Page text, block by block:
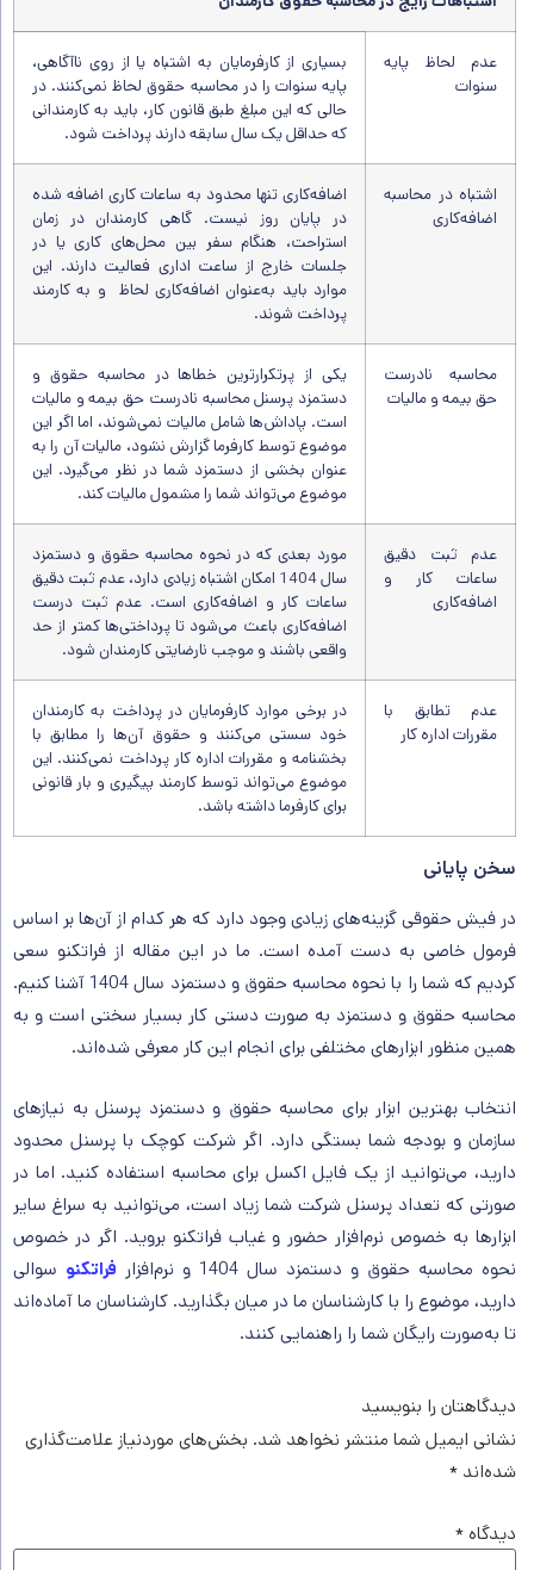
عدم لحاظ پایه
سنوات
بسیاری از کارفرمایان به اشتباه یا از روی ناآگاهی،
پایه سنوات را در محاسبه حقوق لحاظ نمی‌کنند. در
حالی که این مبلغ طبق قانون کار، باید به کارمندانی
که حداقل یک سال سابقه دارند پرداخت شود.
اشتباه در محاسبه
اضافه‌کاری
اضافه‌کاری تنها محدود به ساعات کاری اضافه ‌شده
در پایان روز نیست. گاهی کارمندان در زمان
استراحت، هنگام سفر بین محل‌های کاری یا در
جلسات خارج از ساعت اداری فعالیت دارند. این
موارد باید به‌عنوان اضافه‌کاری لحاظ و به کارمند
پرداخت شوند.
محاسبه نادرست
حق بیمه و مالیات
یکی از پرتکرارترین خطاها در محاسبه حقوق و
دستمزد پرسنل محاسبه نادرست حق بیمه و مالیات
است. پاداش‌ها شامل مالیات نمی‌شوند، اما اگر این
موضوع توسط کارفرما گزارش نشود، مالیات آن را به
عنوان بخشی از دستمزد شما در نظر می‌گیرد. این
موضوع می‌تواند شما را مشمول مالیات کند.
عدم ثبت دقیق
ساعات کار و
اضافه‌کاری
مورد بعدی که در نحوه محاسبه حقوق و دستمزد
سال 1404 امکان اشتباه زیادی دارد، عدم ثبت دقیق
ساعات کار و اضافه‌کاری است. عدم ثبت درست
اضافه‌کاری باعث می‌شود تا پرداختی‌ها کمتر از حد
واقعی باشند و موجب نارضایتی کارمندان شود.
عدم تطابق با
مقررات اداره کار
در برخی موارد کارفرمایان در پرداخت به کارمندان
خود سستی می‌کنند و حقوق آن‌ها را مطابق با
بخشنامه و مقررات اداره کار پرداخت نمی‌کنند. این
موضوع می‌تواند توسط کارمند پیگیری و بار قانونی
برای کارفرما داشته باشد.
سخن پایانی
در فیش حقوقی گزینه‌های زیادی وجود دارد که هر کدام از آن‌ها بر اساس
فرمول خاصی به دست آمده است. ما در این مقاله از فراتکنو سعی
کردیم که شما را با نحوه محاسبه حقوق و دستمزد سال 1404 آشنا کنیم.
محاسبه حقوق و دستمزد به صورت دستی کار بسیار سختی است و به
همین منظور ابزارهای مختلفی برای انجام این کار معرفی شده‌اند.
انتخاب بهترین ابزار برای محاسبه حقوق و دستمزد پرسنل به نیازهای
سازمان و بودجه شما بستگی دارد. اگر شرکت کوچک با پرسنل محدود
دارید، می‌توانید از یک فایل اکسل برای محاسبه استفاده کنید. اما در
صورتی که تعداد پرسنل شرکت شما زیاد است،‌ می‌توانید به سراغ سایر
ابزارها به خصوص نرم‌افزار حضور و غیاب فراتکنو بروید. اگر در خصوص
نحوه محاسبه حقوق و دستمزد سال 1404 و نرم‌افزار
فراتکنو سوالی
دارید، موضوع را با کارشناسان ما در میان بگذارید. کارشناسان ما آماده‌اند
تا به‌صورت رایگان شما را راهنمایی کنند.
دیدگاهتان را بنویسید
نشانی ایمیل شما منتشر نخواهد شد. بخش‌های موردنیاز علامت‌گذاری
شده‌اند *
دیدگاه*